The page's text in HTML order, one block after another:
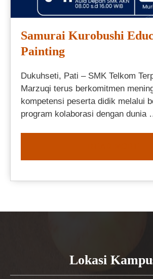
Samurai Kurobushi
Painting
Dukuhseti, Pati – SMK Telkom
Marzuqi terus berkomitmen
kompetensi peserta didik melalui
program kolaborasi dengan dunia
Lokasi